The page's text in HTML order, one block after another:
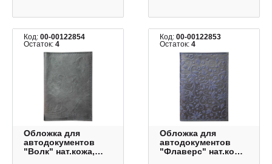
Код: 00-00122854
Остаток: 4
Обложка для
автодокументов
"Волк" нат.кожа,
Код:00-00122853
Остаток:4
Обложка для
автодокументов
"Флаверс" нат.кожа,